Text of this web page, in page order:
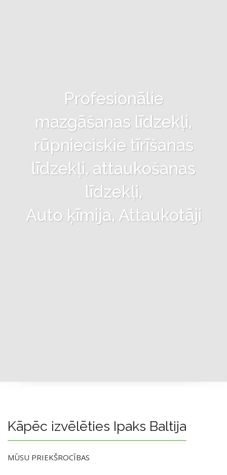
Profesionālie
mazgāšanas līdzekļi,
rūpnieciskie tīrīšanas
līdzekļi, attaukošanas
līdzekļi,
Auto ķīmija, Attaukotāji
Kāpēc izvēlēties Ipaks Baltija
MŪSU PRIEKŠROCĪBAS